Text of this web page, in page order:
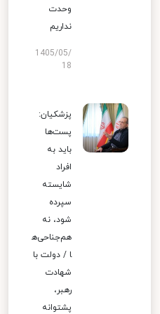
وحدت
نداریم
1405/05/
18
پزشکیان:
پست‌ها
باید به
افراد
شایسته
سپرده
شود، نه
هم‌جناحی‌ه
ا / دولت با
شهادت
رهبر،
پشتوانه